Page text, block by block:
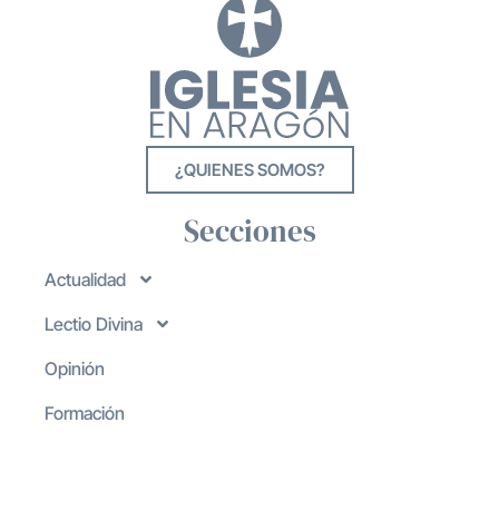
¿QUIENES SOMOS?
Secciones
Actualidad
Lectio Divina
Opinión
Formación